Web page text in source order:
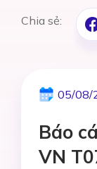
Chia sẻ:
05/08/
Báo
VN